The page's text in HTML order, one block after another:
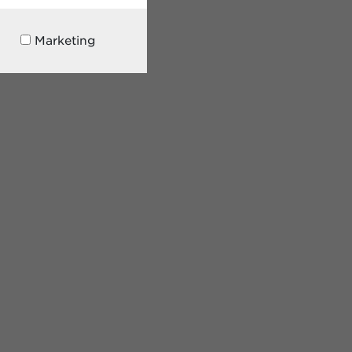
Marketing